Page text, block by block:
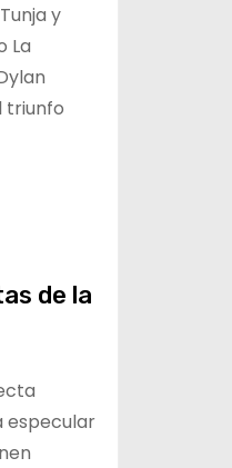
y
La
triunfo
de la
especular